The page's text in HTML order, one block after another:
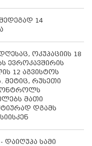
14
ოკუპაციის 18
ევროკავშირის
12 აგვისტოს
მეტიც, რუსეთი
მათი
დგამს
დაიღუპა სამი